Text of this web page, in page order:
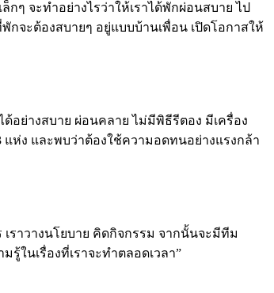
ๆ จะทำอย่างไรว่าให้เราได้พักผ่อนสบาย ไป
จะต้องสบายๆ อยู่แบบบ้านเพื่อน เปิดโอกาสให้
อย่างสบาย ผ่อนคลาย ไม่มีพิธีรีตอง มีเครื่อง
ห่ง และพบว่าต้องใช้ความอดทนอย่างแรงกล้า
ราวางนโยบาย คิดกิจกรรม จากนั้นจะมีทีม
ในเรื่องที่เราจะทำตลอดเวลา”